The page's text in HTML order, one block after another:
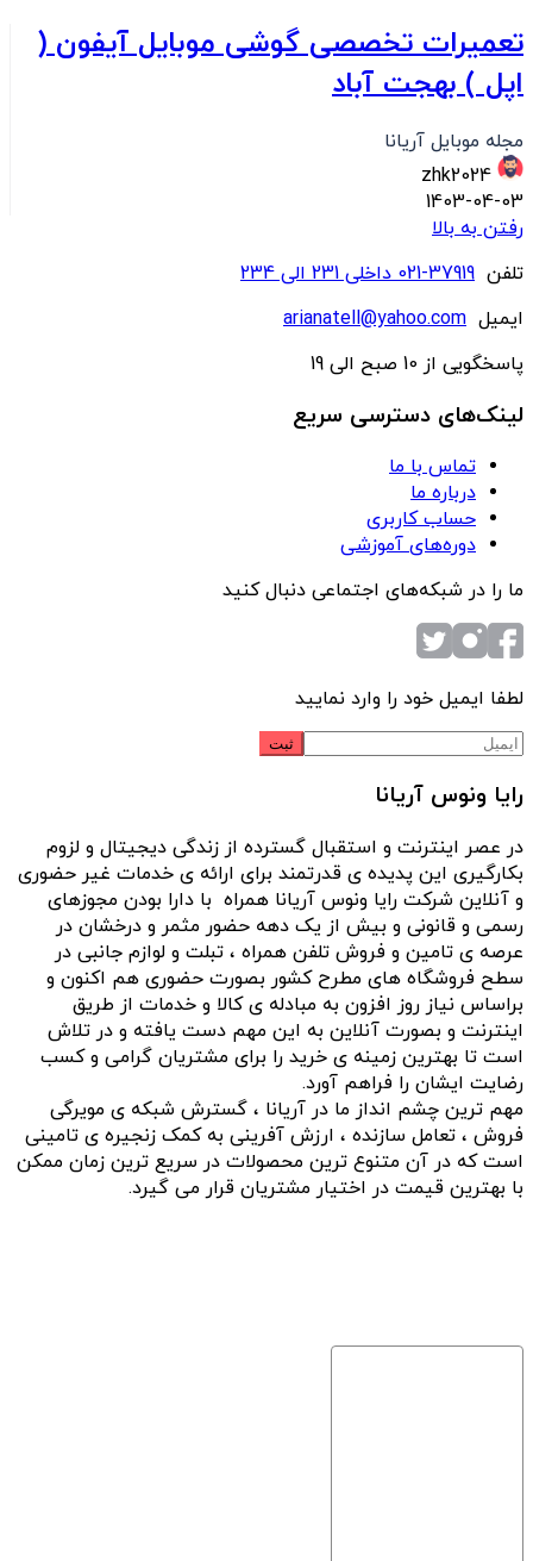
تعمیرات تخصصی گوشی موبایل آیفون (
اپل ) بهجت آباد
مجله موبایل آریانا
1403-04-03
رفتن به بالا
تلفن 37919-021 داخلی 231 الی 234
ایمیل arianatell@yahoo.com
پاسخگویی از 10 صبح الی 19
لینک‌های دسترسی سریع
تماس با ما
درباره ما
حساب کاربری
دوره‌های آموزشی
ما را در شبکه‌های اجتماعی دنبال کنید
لطفا ایمیل خود را وارد نمایید
رایا ونوس آریانا
در عصر اینترنت و استقبال گسترده از زندگی دیجیتال و لزوم
بکارگیری این پدیده ی قدرتمند برای ارائه ی خدمات غیر حضوری
و آنلاین شرکت رایا ونوس آریانا همراه با دارا بودن مجوزهای
رسمی و قانونی و بیش از یک دهه حضور مثمر و درخشان در
عرصه ی تامین و فروش تلفن همراه ، تبلت و لوازم جانبی در
سطح فروشگاه های مطرح کشور بصورت حضوری هم اکنون و
براساس نیاز روز افزون به مبادله ی کالا و خدمات از طریق
اینترنت و بصورت آنلاین به این مهم دست یافته و در تلاش
است تا بهترین زمینه ی خرید را برای مشتریان گرامی و کسب
رضایت ایشان را فراهم آورد.
مهم ترین چشم انداز ما در آریانا ، گسترش شبکه ی مویرگی
فروش ، تعامل سازنده ، ارزش آفرینی به کمک زنجیره ی تامینی
است که در آن متنوع ترین محصولات در سریع ترین زمان ممکن
با بهترین قیمت در اختیار مشتریان قرار می گیرد.